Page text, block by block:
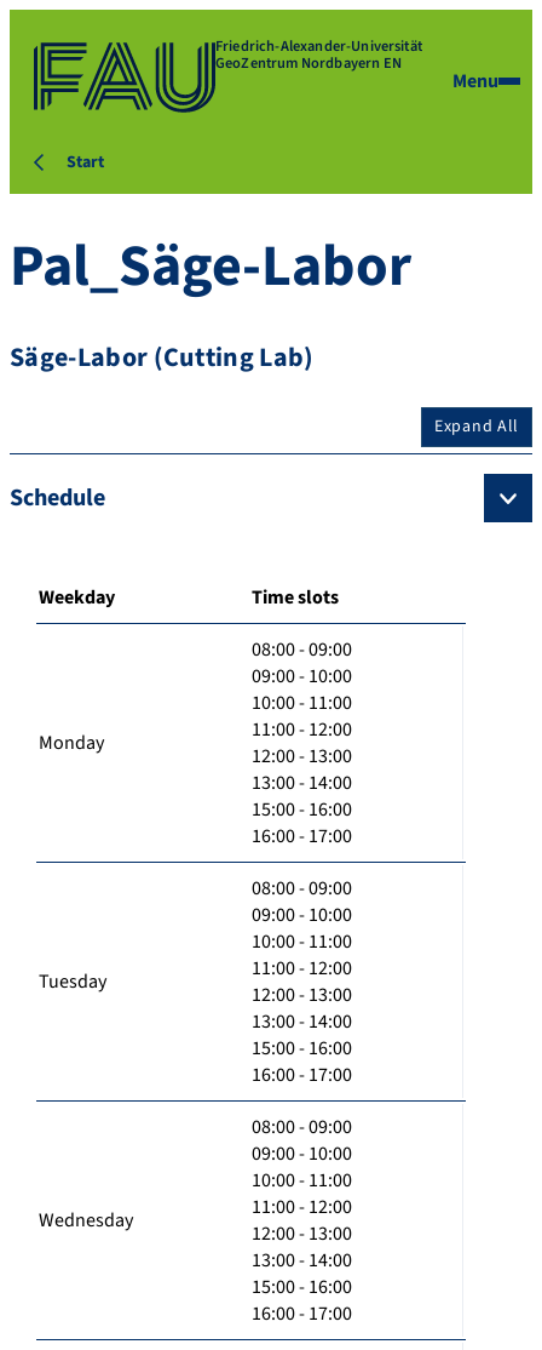
Friedrich-Alexander-Universität
GeoZentrum Nordbayern EN
Menu
Start
Pal_Säge-Labor
Säge-Labor (Cutting Lab)
Expand All
Schedule
Weekday Time slots
Monday
08:00 - 09:00
09:00 - 10:00
10:00 - 11:00
11:00 - 12:00
12:00 - 13:00
13:00 - 14:00
15:00 - 16:00
16:00 - 17:00
Tuesday
08:00 - 09:00
09:00 - 10:00
10:00 - 11:00
11:00 - 12:00
12:00 - 13:00
13:00 - 14:00
15:00 - 16:00
16:00 - 17:00
Wednesday
08:00 - 09:00
09:00 - 10:00
10:00 - 11:00
11:00 - 12:00
12:00 - 13:00
13:00 - 14:00
15:00 - 16:00
16:00 - 17:00